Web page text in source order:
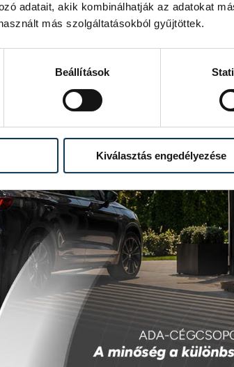
adatait, akik kombinálhatják az adatokat
más szolgáltatásokból gyűjtöttek.
Beállítások
Kiválasztás engedélyezése